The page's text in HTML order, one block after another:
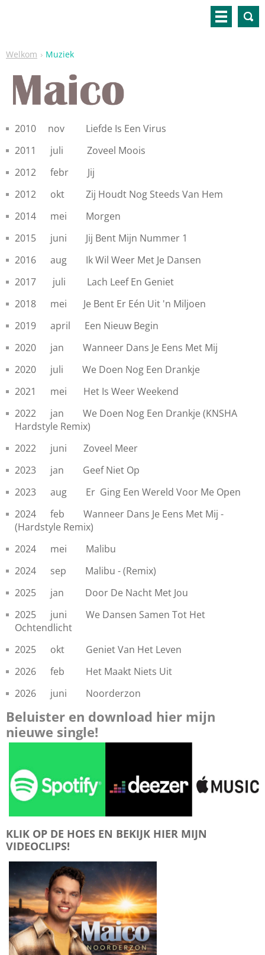
Welkom Muziek
2010 nov
Liefde Is Een Virus
2011 juli
Zoveel Moois
2012
febr
Jij
2012
okt
Zij Houdt Nog Steeds Van Hem
2014
mei
Morgen
2015 juni Jij Bent Mijn Nummer 1
2016 aug Ik Wil Weer Met Je Dansen
2017 juli Lach Leef En Geniet
2018 mei Je Bent Er Eén Uit 'n Miljoen
2019 april Een Nieuw Begin
2020 jan Wanneer Dans Je Eens Met Mij
2020 juli We Doen Nog Een Drankje
2021 mei Het Is Weer Weekend
2022 jan We Doen Nog Een Drankje (KNSHA
Hardstyle Remix)
2022 juni Zoveel Meer
2023 jan Geef Niet Op
2023 aug Er Ging Een Wereld Voor Me Open
2024 feb Wanneer Dans Je Eens Met Mij -
(Hardstyle Remix)
2024 mei Malibu
2024 sep Malibu - (Remix)
2025 jan Door De Nacht Met Jou
2025 juni We Dansen Samen Tot Het
Ochtendlicht
2025 okt Geniet Van Het Leven
2026 feb Het Maakt Niets Uit
2026 juni Noorderzon
Beluister en download hier mijn
nieuwe single!
KLIK OP DE HOES EN BEKIJK HIER MIJN
VIDEOCLIPS!